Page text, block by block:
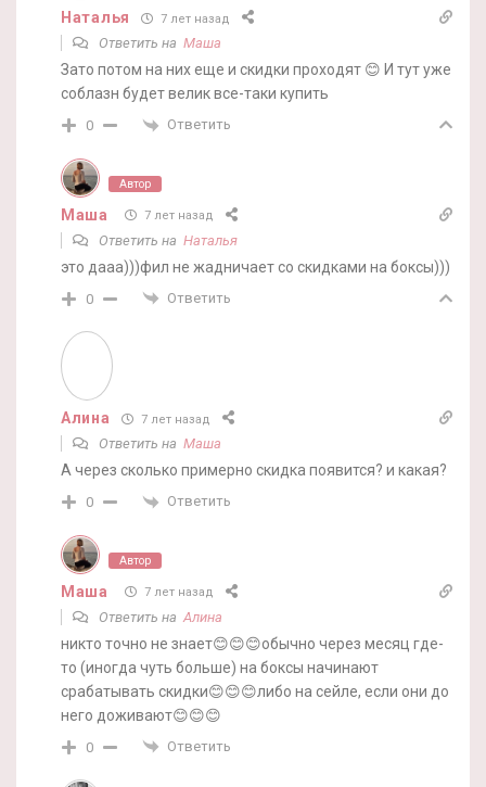
Наталья 7 лет назад
Ответить на Маша
Зато потом на них еще и скидки проходят 😊 И тут уже
соблазн будет велик все-таки купить
0 Ответить
Автор
Маша 7 лет назад
Ответить на Наталья
это дааа)))фил не жадничает со скидками на боксы)))
0 Ответить
Алина 7 лет назад
Ответить на Маша
А через сколько примерно скидка появится? и какая?
0 Ответить
Автор
Маша 7 лет назад
Ответить на Алина
никто точно не знает😊😊😊обычно через месяц где-
то (иногда чуть больше) на боксы начинают
срабатывать скидки😊😊😊либо на сейле, если они до
него доживают😊😊😊
0 Ответить